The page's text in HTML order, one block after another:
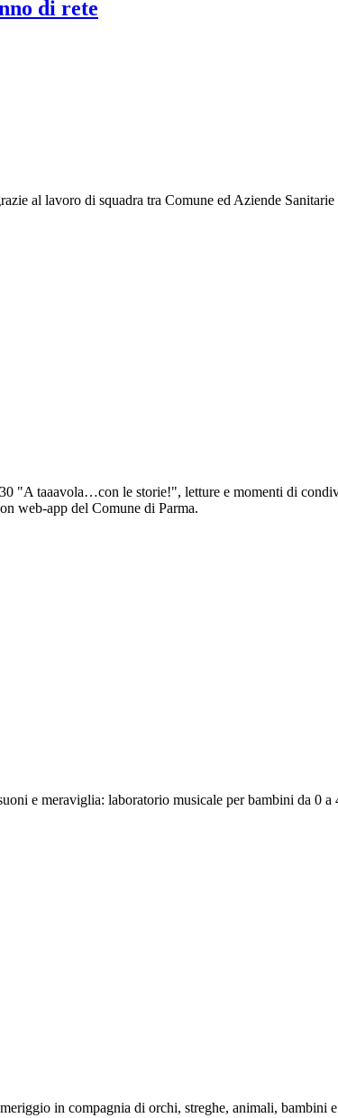
di rete
al lavoro di squadra tra Comune ed Aziende Sanitarie
"A taaavola…con le storie!", letture e momenti di
web-app del Comune di Parma.
e meraviglia: laboratorio musicale per bambini da 0
in compagnia di orchi, streghe, animali, bambini